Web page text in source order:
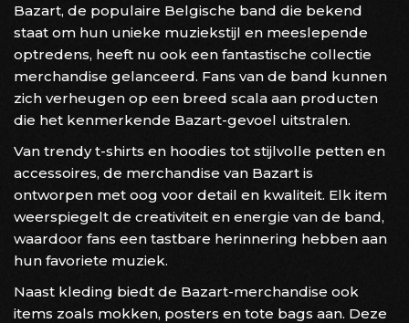
Bazart, de populaire Belgische band die bekend
staat om hun unieke muziekstijl en meeslepende
optredens, heeft nu ook een fantastische collectie
merchandise gelanceerd. Fans van de band kunnen
zich verheugen op een breed scala aan producten
die het kenmerkende Bazart-gevoel uitstralen.
Van trendy t-shirts en hoodies tot stijlvolle petten en
accessoires, de merchandise van Bazart is
ontworpen met oog voor detail en kwaliteit. Elk item
weerspiegelt de creativiteit en energie van de band,
waardoor fans een tastbare herinnering hebben aan
hun favoriete muziek.
Naast kleding biedt de Bazart-merchandise ook
items zoals mokken, posters en tote bags aan. Deze